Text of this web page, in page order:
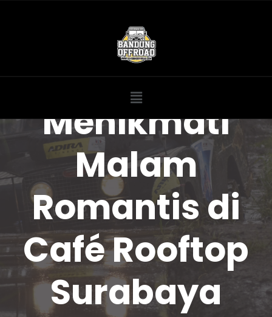
Menikmati
Malam
Romantis di
Café Rooftop
Surabaya